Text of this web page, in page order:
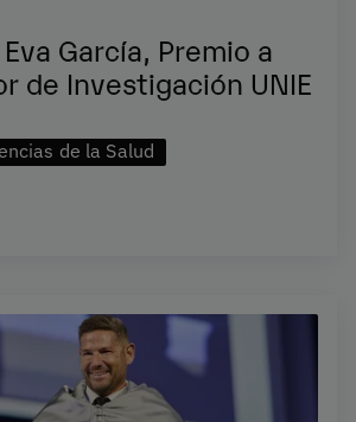
García, Premio a
de Investigación UNIE
de la Salud